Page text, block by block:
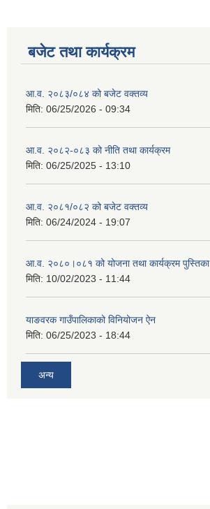
बजेट तथा कार्यक्रम
आ.व. २०८३/०८४ को बजेट वक्तव्य
मिति: 06/25/2026 - 09:34
आ.व. २०८२-०८३ को नीति तथा कार्यक्रम
मिति: 06/25/2025 - 13:10
आ.व. २०८१/०८२ को बजेट वक्तव्य
मिति: 06/24/2024 - 19:07
आ.व. २०८०।०८१ को योजना तथा कार्यक्रम पुस्तिका
मिति: 10/02/2023 - 11:44
याङवरक गाउँपालिकाको विनियोजन ऐन
मिति: 06/25/2023 - 18:44
अन्य